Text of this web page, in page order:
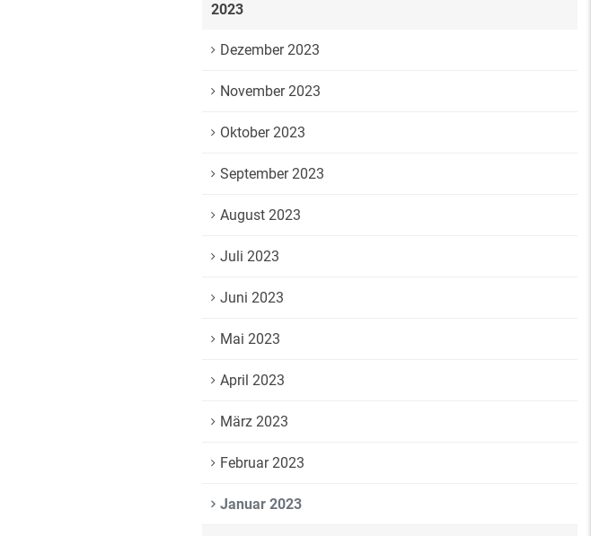
2023
Dezember 2023
November 2023
Oktober 2023
September 2023
August 2023
Juli 2023
Juni 2023
Mai 2023
April 2023
März 2023
Februar 2023
Januar 2023